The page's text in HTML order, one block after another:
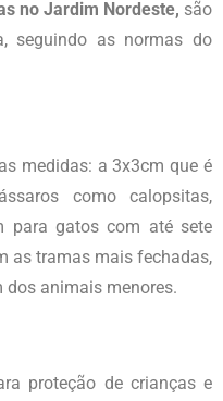
no Jardim Nordeste, são
seguindo as normas do
medidas: a 3x3cm que é
como calopsitas,
para gatos com até sete
as tramas mais fechadas,
dos animais menores.
proteção de crianças e